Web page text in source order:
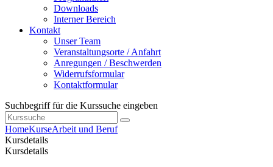
Downloads
Interner Bereich
Kontakt
Unser Team
Veranstaltungsorte / Anfahrt
Anregungen / Beschwerden
Widerrufsformular
Kontaktformular
Suchbegriff für die Kurssuche eingeben
HomeKurseArbeit und Beruf
Kursdetails
Kursdetails